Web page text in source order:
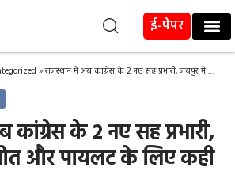
ई-पेपर
»राजस्थान में अब कांग्रेस के 2 नए सह प्रभारी, जयपुर में गहलोत और पायलट के लिए कही ऐसी बात
कांग्रेस के 2 नए सह प्रभारी,
और पायलट के लिए कही